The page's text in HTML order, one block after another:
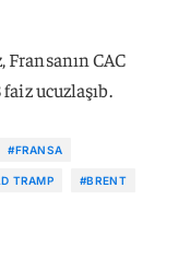
CAC
ucuzlaşıb.
#FRANSA
TRAMP #BRENT